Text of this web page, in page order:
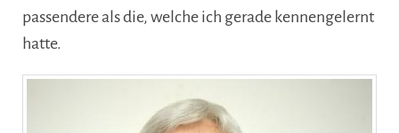
passendere als die, welche ich gerade kennengelernt
hatte.